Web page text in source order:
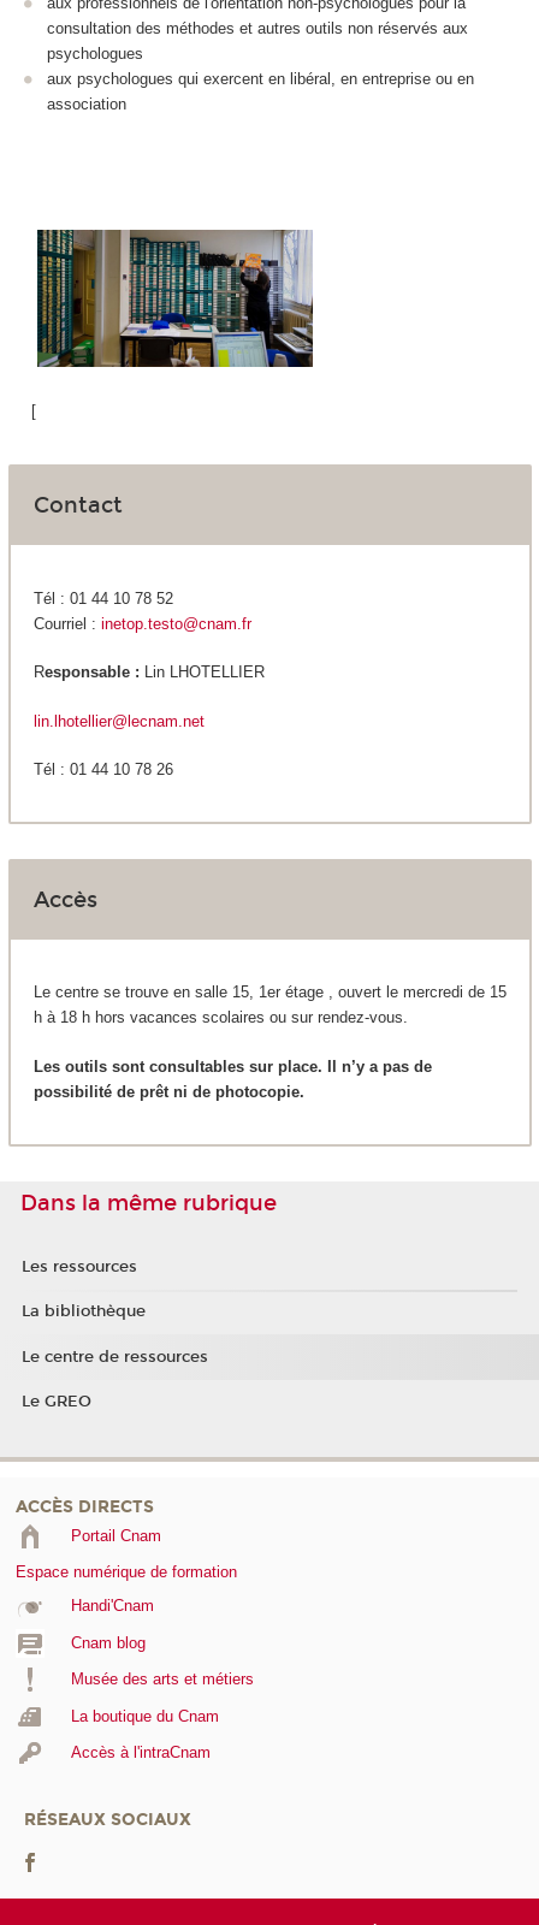
consultation des méthodes et autres outils non réservés aux
psychologues
aux psychologues qui exercent en libéral, en entreprise ou en
association
[
Contact
Tél : 01 44 10 78 52
Courriel : inetop.testo@cnam.fr
Responsable : Lin LHOTELLIER
lin.lhotellier@lecnam.net
Tél : 01 44 10 78 26
Accès
Le centre se trouve en salle 15, 1erétage , ouvert le mercredi de 15
h à 18 h hors vacances scolaires ou sur rendez-vous.
Les outils sont consultables sur place. Il n’y a pas de
possibilité de prêt ni de photocopie.
Dans la même rubrique
Les ressources
La bibliothèque
Le centre de ressources
Le GREO
ACCÈS DIRECTS
Portail Cnam
Espace numérique de formation
Handi'Cnam
Cnam blog
Musée des arts et métiers
La boutique du Cnam
Accès à l'intraCnam
RÉSEAUX SOCIAUX